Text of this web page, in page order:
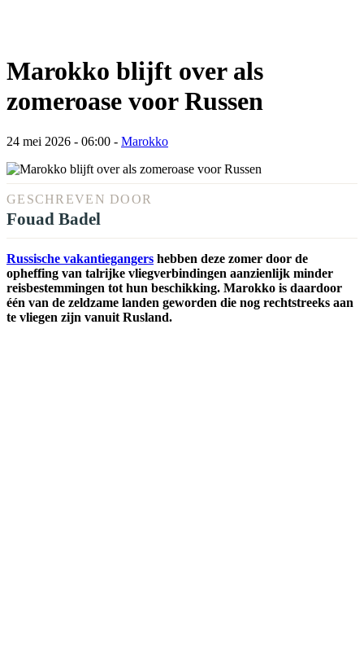
Marokko blijft over als
zomeroase voor Russen
24 mei 2026 - 06:00 - Marokko
GESCHREVEN DOOR
Fouad Badel
Russische vakantiegangers hebben deze zomer door de
opheffing van talrijke vliegverbindingen aanzienlijk minder
reisbestemmingen tot hun beschikking. Marokko is daardoor
één van de zeldzame landen geworden die nog rechtstreeks aan
te vliegen zijn vanuit Rusland.